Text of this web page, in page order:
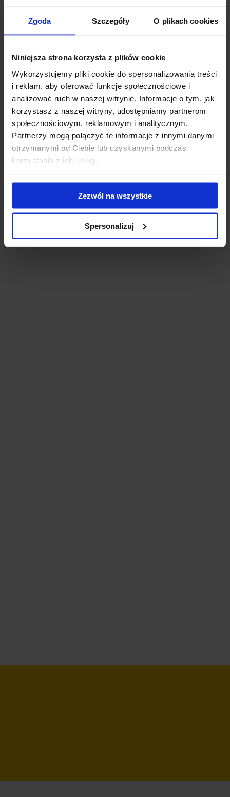
Zgoda Szczegóły O plikach cookies
Niniejsza strona korzysta z plików cookie
Wykorzystujemy pliki cookie do spersonalizowania treści
i reklam, aby oferować funkcje społecznościowe i
analizować ruch w naszej witrynie. Informacje o tym, jak
korzystasz z naszej witryny, udostępniamy partnerom
społecznościowym, reklamowym i analitycznym.
Partnerzy mogą połączyć te informacje z innymi danymi
otrzymanymi od Ciebie lub uzyskanymi podczas
korzystania z ich usług.
Zezwól na wszystkie
Spersonalizuj
Miarka
wzrostu –
Minecraft
Miarka
wzrostu –